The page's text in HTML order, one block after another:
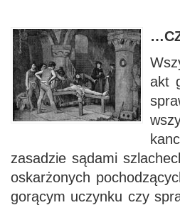
akt
zasadzie sądami
oskarżonych
gorącym uczynku czy